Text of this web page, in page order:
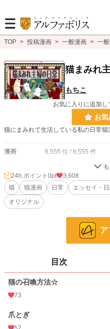
TOP > 投稿漫画 > 一般漫画 > 一
一般女性向け 連載中 猫まみれ
もちこ
お気に入りに追加し
お
猫にまみれて生活している私の日常猫
漫画 8,555 位 / 8,555 件
お気に入り 107
24h.ポイント
2026.07.15 23:45
2022.01.25 23:31
週間ポイント 112 pt (226 位)
月間ポイント
年間ポイント
24h.ポイント 0pt
3,608
猫
猫漫画 日常 エッセイ・
オリジナル
ア
目次
猫の召喚方法☆
73
爪とぎ